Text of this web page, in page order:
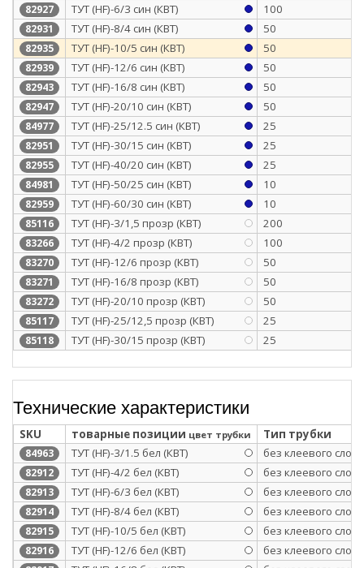
82927 ТУТ (HF)-6/3 син (КВТ) 100
82931 ТУТ (HF)-8/4 син (КВТ) 50
82935 ТУТ (HF)-10/5 син (КВТ) 50
82939 ТУТ (HF)-12/6 син (КВТ) 50
82943 ТУТ (HF)-16/8 син (КВТ) 50
82947 ТУТ (HF)-20/10 син (КВТ) 50
84977 ТУТ (HF)-25/12.5 син (КВТ) 25
82951 ТУТ (HF)-30/15 син (КВТ) 25
82955 ТУТ (HF)-40/20 син (КВТ) 25
84981 ТУТ (HF)-50/25 син (КВТ) 10
82959 ТУТ (HF)-60/30 син (КВТ) 10
85116 ТУТ (HF)-3/1,5 прозр (КВТ) 200
83266 ТУТ (HF)-4/2 прозр (КВТ) 100
83270 ТУТ (HF)-12/6 прозр (КВТ) 50
83271 ТУТ (HF)-16/8 прозр (КВТ) 50
83272 ТУТ (HF)-20/10 прозр (КВТ) 50
85117 ТУТ (HF)-25/12,5 прозр (КВТ) 25
85118 ТУТ (HF)-30/15 прозр (КВТ) 25
Технические характеристики
SKU товарные позиции цвет трубки Тип трубки
84963 ТУТ (HF)-3/1.5 бел (КВТ) без клеевого слоя
82912 ТУТ (HF)-4/2 бел (КВТ) без клеевого слоя
82913 ТУТ (HF)-6/3 бел (КВТ) без клеевого слоя
82914 ТУТ (HF)-8/4 бел (КВТ) без клеевого слоя
82915 ТУТ (HF)-10/5 бел (КВТ) без клеевого слоя
82916 ТУТ (HF)-12/6 бел (КВТ) без клеевого слоя